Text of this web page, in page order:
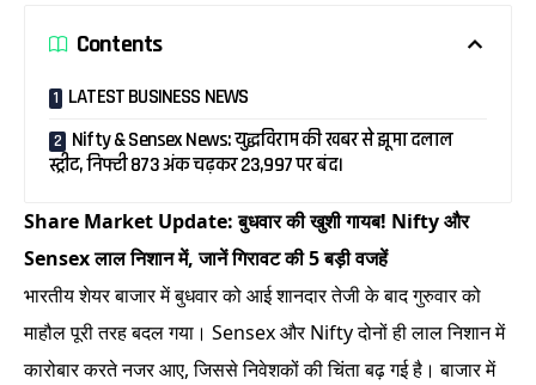
Contents
LATEST BUSINESS NEWS
Nifty & Sensex News: युद्धविराम की खबर से झूमा दलाल
स्ट्रीट, निफ्टी 873 अंक चढ़कर 23,997 पर बंद।
Share Market Update: बुधवार की खुशी गायब! Nifty और
Sensex लाल निशान में, जानें गिरावट की 5 बड़ी वजहें
भारतीय शेयर बाजार में बुधवार को आई शानदार तेजी के बाद गुरुवार को
माहौल पूरी तरह बदल गया। Sensex और Nifty दोनों ही लाल निशान में
कारोबार करते नजर आए, जिससे निवेशकों की चिंता बढ़ गई है। बाजार में